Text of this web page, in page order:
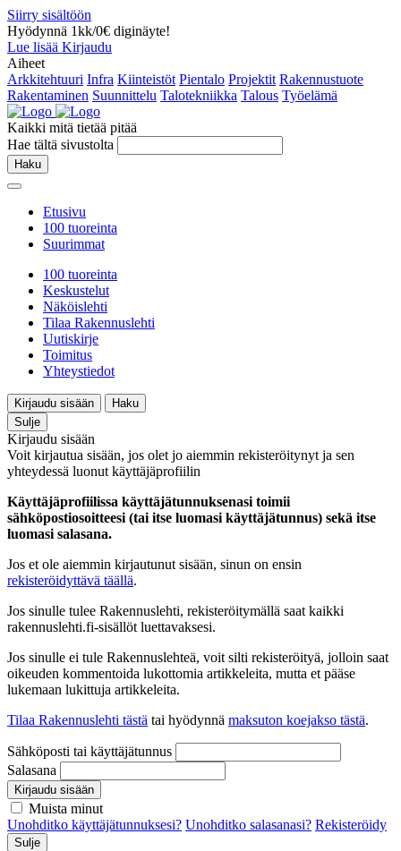
Siirry sisältöön
Hyödynnä 1kk/0€ diginäyte!
Lue lisää Kirjaudu
Aiheet
Arkkitehtuuri Infra Kiinteistöt Pientalo Projektit Rakennustuote
Rakentaminen Suunnittelu Talotekniikka Talous Työelämä
Kaikki mitä tietää pitää
Hae tältä sivustolta
Haku
Etusivu
100 tuoreinta
Suurimmat
100 tuoreinta
Keskustelut
Näköislehti
Tilaa Rakennuslehti
Uutiskirje
Toimitus
Yhteystiedot
Kirjaudu sisään
Haku
Sulje
Kirjaudu sisään
Voit kirjautua sisään, jos olet jo aiemmin rekisteröitynyt ja sen
yhteydessä luonut käyttäjäprofiilin
Käyttäjäprofiilissa käyttäjätunnuksenasi toimii
sähköpostiosoitteesi (tai itse luomasi käyttäjätunnus) sekä itse
luomasi salasana.
Jos et ole aiemmin kirjautunut sisään, sinun on ensin
rekisteröidyttävä täällä.
Jos sinulle tulee Rakennuslehti, rekisteröitymällä saat kaikki
rakennuslehti.fi-sisällöt luettavaksesi.
Jos sinulle ei tule Rakennuslehteä, voit silti rekisteröityä, jolloin saat
oikeuden kommentoida lukottomia artikkeleita, mutta et pääse
lukemaan lukittuja artikkeleita.
Tilaa Rakennuslehti tästä tai hyödynnä maksuton koejakso tästä.
Sähköposti tai käyttäjätunnus
Salasana
Kirjaudu sisään
Muista minut
Unohditko käyttäjätunnuksesi? Unohditko salasanasi? Rekisteröidy
Sulje